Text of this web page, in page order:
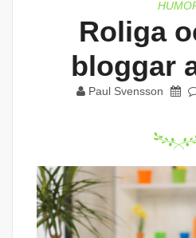
Roliga
bloggar
Paul Svensson